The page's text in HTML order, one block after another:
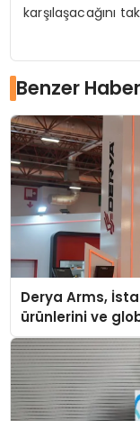
karşılaşacağını
Benzer
Derya Arms,
ürünlerini ve